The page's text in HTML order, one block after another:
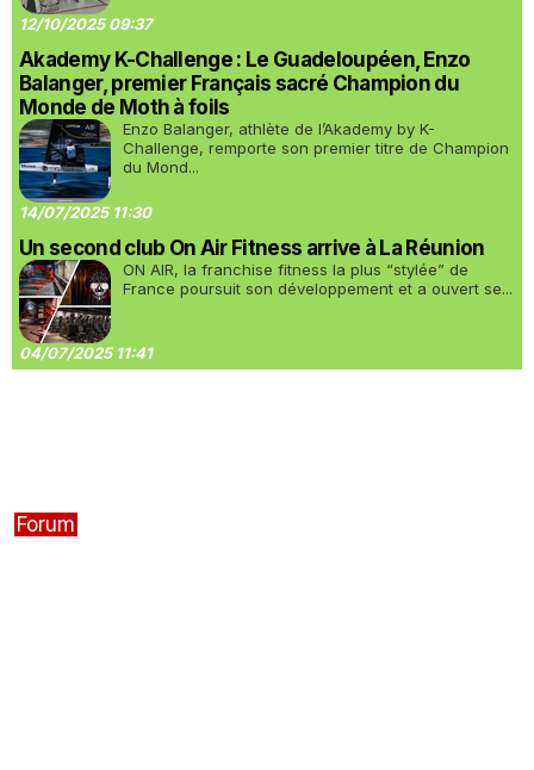
12/10/2025 09:37
Akademy K-Challenge : Le Guadeloupéen, Enzo
Balanger, premier Français sacré Champion du
Monde de Moth à foils
Enzo Balanger, athlète de l’Akademy by K-
Challenge, remporte son premier titre de Champion
du Mond...
14/07/2025 11:30
Un second club On Air Fitness arrive à La Réunion
ON AIR, la franchise fitness la plus “stylée” de
France poursuit son développement et a ouvert se...
04/07/2025 11:41
Forum